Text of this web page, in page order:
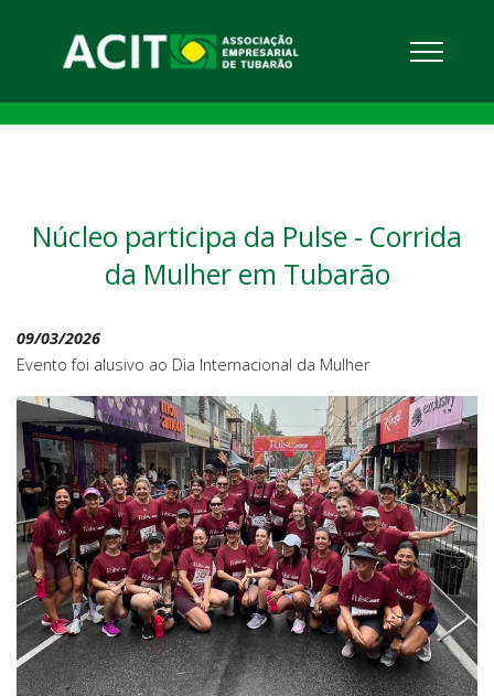
Núcleo participa da Pulse - Corrida
da Mulher em Tubarão
09/03/2026
Evento foi alusivo ao Dia Internacional da Mulher